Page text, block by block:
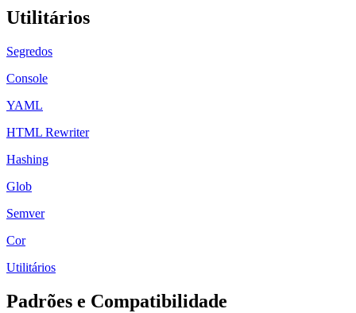
Utilitários
Segredos
Console
YAML
HTML Rewriter
Hashing
Glob
Semver
Cor
Utilitários
Padrões e Compatibilidade